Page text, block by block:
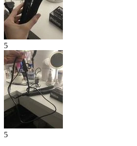
5
5